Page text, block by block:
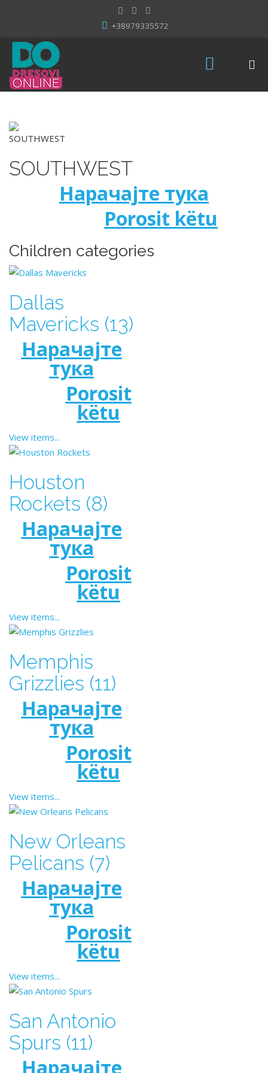
+38979335572
SOUTHWEST
Нарачајте тука
Porosit këtu
Children categories
Dallas
Mavericks (13)
Нарачајте
тука
Porosit
këtu
View items...
Houston
Rockets (8)
Нарачајте
тука
Porosit
këtu
View items...
Memphis
Grizzlies (11)
Нарачајте
тука
Porosit
këtu
View items...
New Orleans
Pelicans (7)
Нарачајте
тука
Porosit
këtu
View items...
San Antonio
Spurs (11)
Нарачајте